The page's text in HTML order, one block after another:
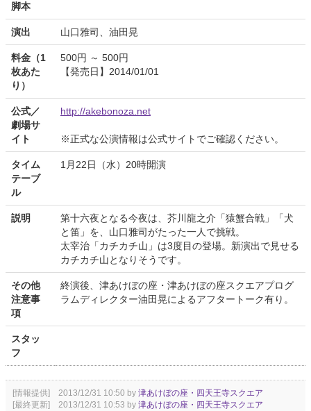
脚本
演出 山口雅司、油田晃
料金（1
枚あた
り）
500円 ～ 500円
【発売日】2014/01/01
公式／
劇場サ
イト
http://akebonoza.net
※正式な公演情報は公式サイトでご確認ください。
タイム
テーブ
ル
1月22日（水）20時開演
説明
第十六夜となる今夜は、芥川龍之介「猿蟹合戦」「犬
と笛」を、山口雅司がたった一人で挑戦。
太宰治「カチカチ山」は3度目の登場。新演出で見せる
カチカチ山となりそうです。
その他
注意事
項
終演後、津あけぼの座・津あけぼの座スクエアプログ
ラムディレクター油田晃によるアフタートーク有り。
スタッ
フ
[情報提供] 2013/12/31 10:50 by 津あけぼの座・四天王寺スクエア
[最終更新] 2013/12/31 10:53 by 津あけぼの座・四天王寺スクエア